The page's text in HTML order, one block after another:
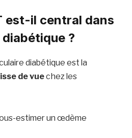
est-il central dans
?
diabétique est la
de vuechez les
estimer un œdème